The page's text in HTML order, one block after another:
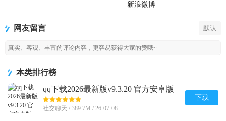
新浪微博
网友留言 默认
本类排行榜
qq下载2026最新版v9.3.20 官方安卓版
社交聊天 / 389.7M / 26-07-08
下载